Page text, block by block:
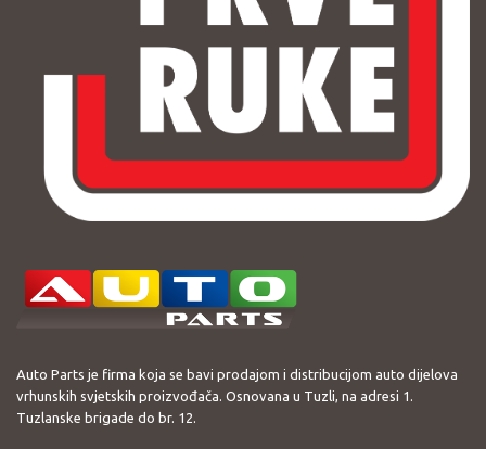
Auto Parts je firma koja se bavi prodajom i distribucijom auto dijelova
vrhunskih svjetskih proizvođača. Osnovana u Tuzli, na adresi 1.
Tuzlanske brigade do br. 12.